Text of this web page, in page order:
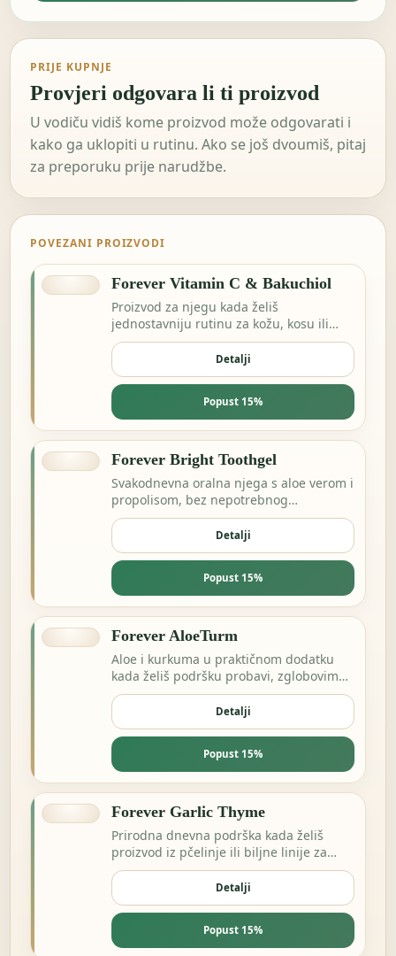
PRIJE KUPNJE
Provjeri odgovara li ti proizvod
U vodiču vidiš kome proizvod može odgovarati i
kako ga uklopiti u rutinu. Ako se još dvoumiš, pitaj
za preporuku prije narudžbe.
POVEZANI PROIZVODI
Forever Vitamin C & Bakuchiol
Proizvod za njegu kada želiš
jednostavniju rutinu za kožu, kosu ili
svakodnevnu svježinu.
Detalji
Popust 15%
Forever Bright Toothgel
Svakodnevna oralna njega s aloe verom i
propolisom, bez nepotrebnog
kompliciranja.
Detalji
Popust 15%
Forever AloeTurm
Aloe i kurkuma u praktičnom dodatku
kada želiš podršku probavi, zglobovima
ili dnevnoj ravnoteži.
Detalji
Popust 15%
Forever Garlic Thyme
Prirodna dnevna podrška kada želiš
proizvod iz pčelinje ili biljne linije za
energiju i otpornost.
Detalji
Popust 15%